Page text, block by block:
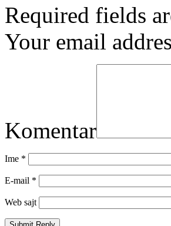
Required fields
Your email
Komentar
Ime *
E-mail *
Web sajt